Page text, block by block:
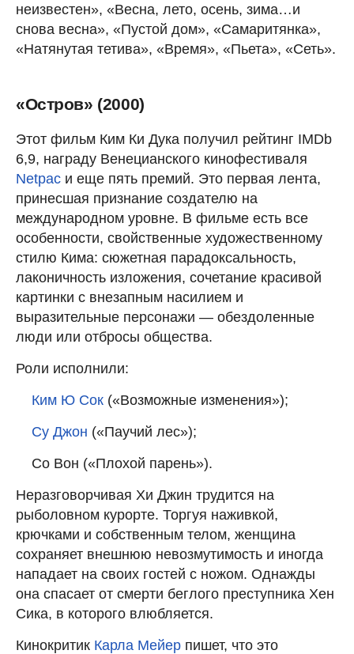
неизвестен», «Весна, лето, осень, зима…и
снова весна», «Пустой дом», «Самаритянка»,
«Натянутая тетива», «Время», «Пьета», «Сеть».
«Остров» (2000)
Этот фильм Ким Ки Дука получил рейтинг IMDb
6,9, награду Венецианского кинофестиваля
Netpac и еще пять премий. Это первая лента,
принесшая признание создателю на
международном уровне. В фильме есть все
особенности, свойственные художественному
стилю Кима: сюжетная парадоксальность,
лаконичность изложения, сочетание красивой
картинки с внезапным насилием и
выразительные персонажи — обездоленные
люди или отбросы общества.
Роли исполнили:
Ким Ю Сок («Возможные изменения»);
Су Джон («Паучий лес»);
Со Вон («Плохой парень»).
Неразговорчивая Хи Джин трудится на
рыболовном курорте. Торгуя наживкой,
крючками и собственным телом, женщина
сохраняет внешнюю невозмутимость и иногда
нападает на своих гостей с ножом. Однажды
она спасает от смерти беглого преступника Хен
Сика, в которого влюбляется.
Кинокритик Карла Мейер пишет, что это